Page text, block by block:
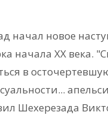
начал новое
начала ХХ века.
в
Шехерезада